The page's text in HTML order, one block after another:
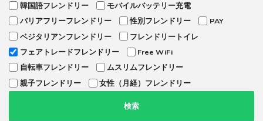
韓国語フレンドリー
モバイルバッテリー充電
バリアフリーフレンドリー
性別フレンドリー
PAY
ベジタリアンフレンドリー
フレンドリートイレ
フェアトレードフレンドリー
Free WiFi
自転車フレンドリー
ムスリムフレンドリー
親子フレンドリー
女性（月経）フレンドリー
検索